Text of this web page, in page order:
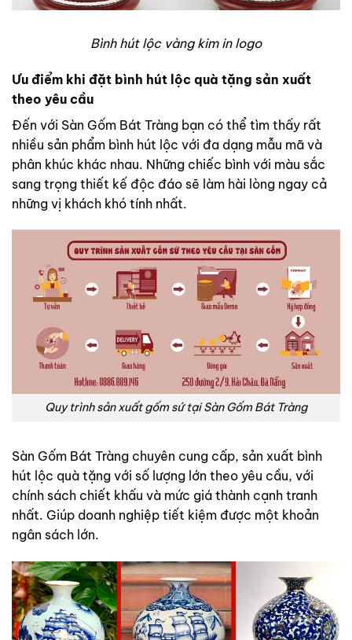
Bình hút lộc vàng kim in logo
Ưu điểm khi đặt bình hút lộc quà tặng sản xuất
theo yêu cầu
Đến với Sàn Gốm Bát Tràng bạn có thể tìm thấy rất
nhiều sản phẩm bình hút lộc với đa dạng mẫu mã và
phân khúc khác nhau. Những chiếc bình với màu sắc
sang trọng thiết kế độc đáo sẽ làm hài lòng ngay cả
những vị khách khó tính nhất.
Quy trình sản xuất gốm sứ tại Sàn Gốm Bát Tràng
Sàn Gốm Bát Tràng chuyên cung cấp, sản xuất bình
hút lộc quà tặng với số lượng lớn theo yêu cầu, với
chính sách chiết khấu và mức giá thành cạnh tranh
nhất. Giúp doanh nghiệp tiết kiệm được một khoản
ngân sách lớn.